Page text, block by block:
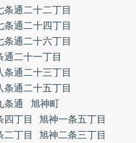
条通二十二丁目
条通二十四丁目
条通二十六丁目
通二十一丁目
条通二十三丁目
条通二十五丁目
条通
旭神町
四丁目
旭神一条五丁目
二丁目
旭神二条三丁目